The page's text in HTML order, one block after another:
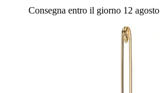
Consegna entro il giorno 12 agosto